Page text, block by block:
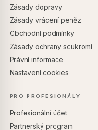
Zásady dopravy
Zásady vrácení peněz
Obchodní podmínky
Zásady ochrany soukromí
Právní informace
Nastavení cookies
PRO PROFESIONÁLY
Profesionální účet
Partnerský program